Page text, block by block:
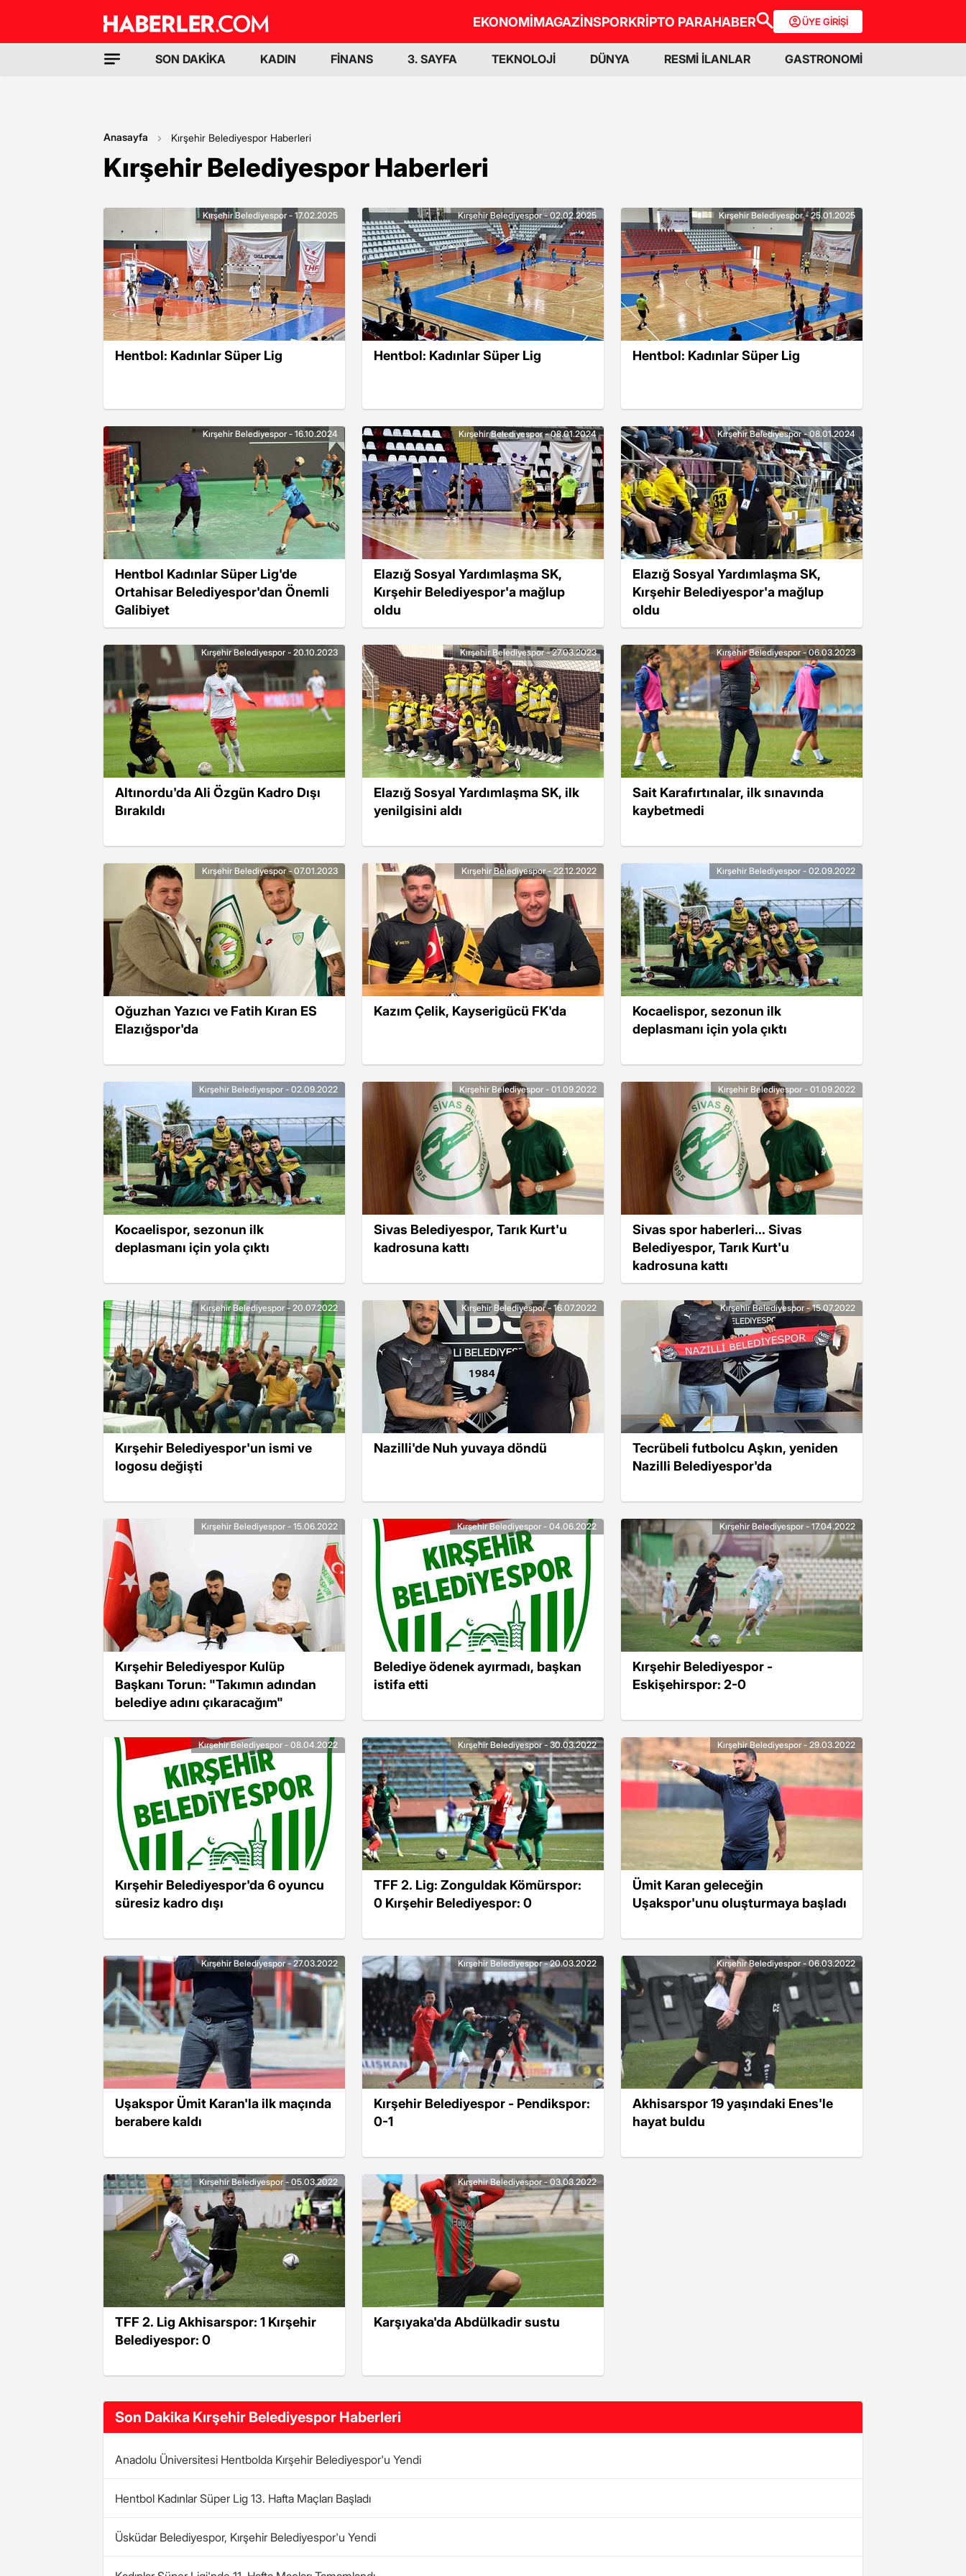
EKONOMİMAGAZİNSPORKRİPTO PARAHABER ÜYE GİRİŞİ
SON DAKİKA KADIN FİNANS 3. SAYFA TEKNOLOJİ DÜNYA RESMİ İLANLAR GASTRONOMİ
Anasayfa Kırşehir Belediyespor Haberleri
Kırşehir Belediyespor Haberleri
Hentbol: Kadınlar Süper Lig
Kırşehir Belediyespor - 17.02.2025
Hentbol: Kadınlar Süper Lig
Kırşehir Belediyespor - 02.02.2025
Hentbol: Kadınlar Süper Lig
Kırşehir Belediyespor - 25.01.2025
Hentbol Kadınlar Süper Lig'de
Ortahisar Belediyespor'dan Önemli
Galibiyet
Kırşehir Belediyespor - 16.10.2024
Elazığ Sosyal Yardımlaşma SK,
Kırşehir Belediyespor'a mağlup
oldu
Kırşehir Belediyespor - 08.01.2024
Elazığ Sosyal Yardımlaşma SK,
Kırşehir Belediyespor'a mağlup
oldu
Kırşehir Belediyespor - 08.01.2024
Altınordu'da Ali Özgün Kadro Dışı
Bırakıldı
Kırşehir Belediyespor - 20.10.2023
Elazığ Sosyal Yardımlaşma SK, ilk
yenilgisini aldı
Kırşehir Belediyespor - 27.03.2023
Sait Karafırtınalar, ilk sınavında
kaybetmedi
Kırşehir Belediyespor - 06.03.2023
Oğuzhan Yazıcı ve Fatih Kıran ES
Elazığspor'da
Kırşehir Belediyespor - 07.01.2023
Kazım Çelik, Kayserigücü FK'da
Kırşehir Belediyespor - 22.12.2022
Kocaelispor, sezonun ilk
deplasmanı için yola çıktı
Kırşehir Belediyespor - 02.09.2022
Kocaelispor, sezonun ilk
deplasmanı için yola çıktı
Kırşehir Belediyespor - 02.09.2022
Sivas Belediyespor, Tarık Kurt'u
kadrosuna kattı
Kırşehir Belediyespor - 01.09.2022
Sivas spor haberleri... Sivas
Belediyespor, Tarık Kurt'u
kadrosuna kattı
Kırşehir Belediyespor - 01.09.2022
Kırşehir Belediyespor'un ismi ve
logosu değişti
Kırşehir Belediyespor - 20.07.2022
Nazilli'de Nuh yuvaya döndü
Kırşehir Belediyespor - 16.07.2022
Tecrübeli futbolcu Aşkın, yeniden
Nazilli Belediyespor'da
Kırşehir Belediyespor - 15.07.2022
Kırşehir Belediyespor Kulüp
Başkanı Torun: "Takımın adından
belediye adını çıkaracağım"
Kırşehir Belediyespor - 15.06.2022
Belediye ödenek ayırmadı, başkan
istifa etti
Kırşehir Belediyespor - 04.06.2022
Kırşehir Belediyespor -
Eskişehirspor: 2-0
Kırşehir Belediyespor - 17.04.2022
Kırşehir Belediyespor'da 6 oyuncu
süresiz kadro dışı
Kırşehir Belediyespor - 08.04.2022
TFF 2. Lig: Zonguldak Kömürspor:
0 Kırşehir Belediyespor: 0
Kırşehir Belediyespor - 30.03.2022
Ümit Karan geleceğin
Uşakspor'unu oluşturmaya başladı
Kırşehir Belediyespor - 29.03.2022
Uşakspor Ümit Karan'la ilk maçında
berabere kaldı
Kırşehir Belediyespor - 27.03.2022
Kırşehir Belediyespor - Pendikspor:
0-1
Kırşehir Belediyespor - 20.03.2022
Akhisarspor 19 yaşındaki Enes'le
hayat buldu
Kırşehir Belediyespor - 06.03.2022
TFF 2. Lig Akhisarspor: 1 Kırşehir
Belediyespor: 0
Kırşehir Belediyespor - 05.03.2022
Karşıyaka'da Abdülkadir sustu
Kırşehir Belediyespor - 03.03.2022
Son Dakika Kırşehir Belediyespor Haberleri
Anadolu Üniversitesi Hentbolda Kırşehir Belediyespor'u Yendi
Hentbol Kadınlar Süper Lig 13. Hafta Maçları Başladı
Üsküdar Belediyespor, Kırşehir Belediyespor'u Yendi